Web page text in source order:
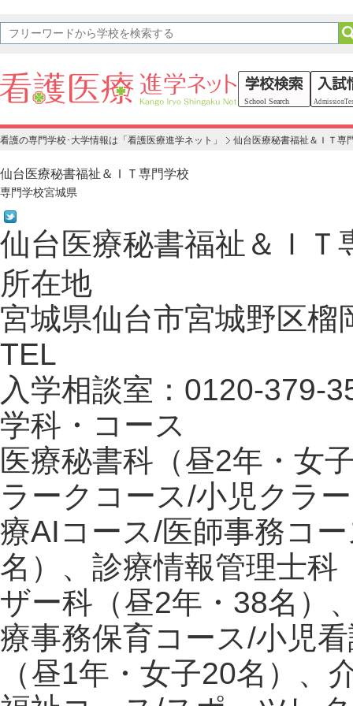
看護の専門学校･大学情報は「看護医療進学ネット」 仙台医療秘書福祉＆ＩＴ専
仙台医療秘書福祉＆ＩＴ専門学校
専門学校宮城県
仙台医療秘書福祉＆ＩＴ
所在地
宮城県仙台市宮城野区榴
TEL
入学相談室：0120-379-
学科・コース
医療秘書科（昼2年・女
ラークコース/小児クラ
療AIコース/医師事務コ
名）、診療情報管理士
ザー科（昼2年・38名）
療事務保育コース/小児
（昼1年・女子20名）、